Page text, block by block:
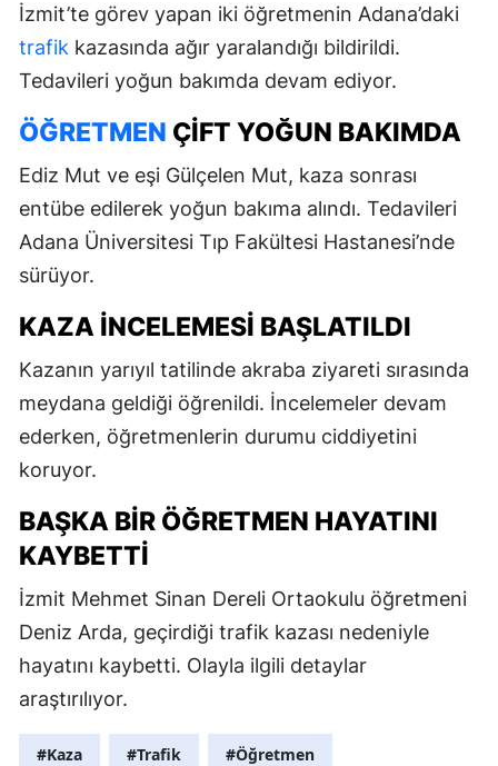
İzmit’te görev yapan iki öğretmenin Adana’daki
trafik kazasında ağır yaralandığı bildirildi.
Tedavileri yoğun bakımda devam ediyor.
ÖĞRETMEN ÇIFT YOĞUN BAKIMDA
Ediz Mut ve eşi Gülçelen Mut, kaza sonrası
entübe edilerek yoğun bakıma alındı. Tedavileri
Adana Üniversitesi Tıp Fakültesi Hastanesi’nde
sürüyor.
KAZA INCELEMESI BAŞLATILDI
Kazanın yarıyıl tatilinde akraba ziyareti sırasında
meydana geldiği öğrenildi. İncelemeler devam
ederken, öğretmenlerin durumu ciddiyetini
koruyor.
BAŞKA BIR ÖĞRETMEN HAYATINI
KAYBETTI
İzmit Mehmet Sinan Dereli Ortaokulu öğretmeni
Deniz Arda, geçirdiği trafik kazası nedeniyle
hayatını kaybetti. Olayla ilgili detaylar
araştırılıyor.
#Kaza #Trafik #Öğretmen